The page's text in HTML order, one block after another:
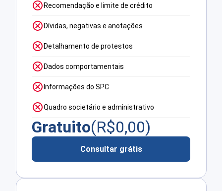
Recomendação e limite de crédito
Dívidas, negativas e anotações
Detalhamento de protestos
Dados comportamentais
Informações do SPC
Quadro societário e administrativo
Gratuito(R$0,00)
Consultar grátis